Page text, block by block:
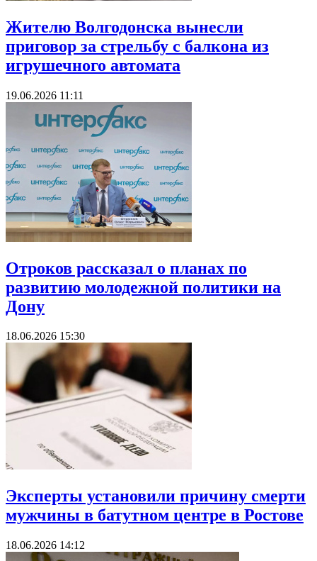
Жителю Волгодонска вынесли
приговор за стрельбу с балкона из
игрушечного автомата
19.06.2026 11:11
Отроков рассказал о планах по
развитию молодежной политики на
Дону
18.06.2026 15:30
Эксперты установили причину смерти
мужчины в батутном центре в Ростове
18.06.2026 14:12